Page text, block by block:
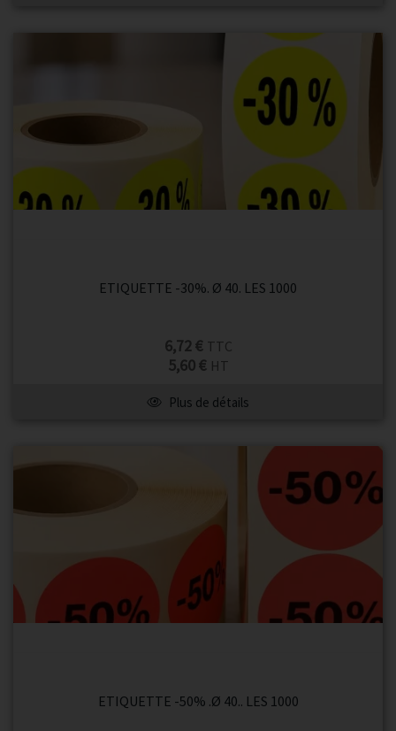
ETIQUETTE -30%. Ø 40. LES 1000
6,72 € TTC
5,60 € HT
Plus de détails
ETIQUETTE -50% .Ø 40.. LES 1000